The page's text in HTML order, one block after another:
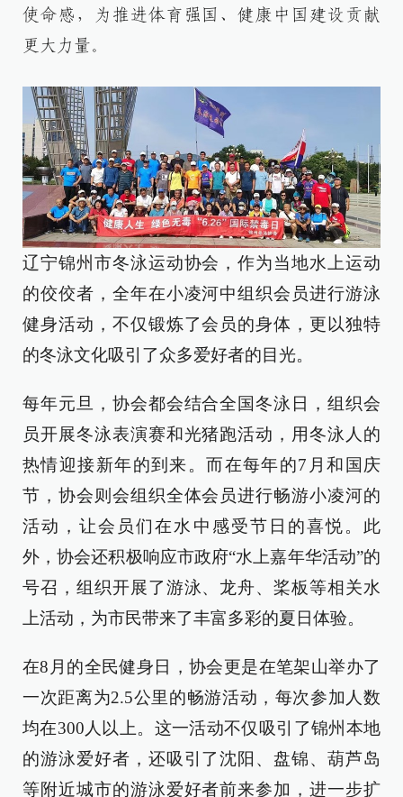
使命感，为推进体育强国、健康中国建设贡献
更大力量。
辽宁锦州市冬泳运动协会，作为当地水上运动
的佼佼者，全年在小凌河中组织会员进行游泳
健身活动，不仅锻炼了会员的身体，更以独特
的冬泳文化吸引了众多爱好者的目光。
每年元旦，协会都会结合全国冬泳日，组织会
员开展冬泳表演赛和光猪跑活动，用冬泳人的
热情迎接新年的到来。而在每年的7月和国庆
节，协会则会组织全体会员进行畅游小凌河的
活动，让会员们在水中感受节日的喜悦。此
外，协会还积极响应市政府“水上嘉年华活动”的
号召，组织开展了游泳、龙舟、桨板等相关水
上活动，为市民带来了丰富多彩的夏日体验。
在8月的全民健身日，协会更是在笔架山举办了
一次距离为2.5公里的畅游活动，每次参加人数
均在300人以上。这一活动不仅吸引了锦州本地
的游泳爱好者，还吸引了沈阳、盘锦、葫芦岛
等附近城市的游泳爱好者前来参加，进一步扩